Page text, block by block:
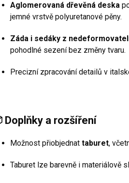
Aglomerovaná dřevěná deska
jemné vrstvě polyuretanové pěny.
Záda i sedáky z
pohodlné sezení bez změny tvaru.
Precizní zpracování detailů v
Doplňky a rozšíření
Možnost přiobjednat taburet,
Taburet lze barevně i materiálově